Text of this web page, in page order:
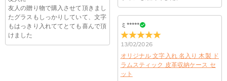
友人の贈り物で購入させて頂きまし
たグラスもしっかりしていて、文字
もはっきり入れててとても喜んで頂
けました
ミ*****
13/02/2026
オリジナル 文字入れ 名入り 木製 ド
ラムスティック 皮革収納ケース セ
ット